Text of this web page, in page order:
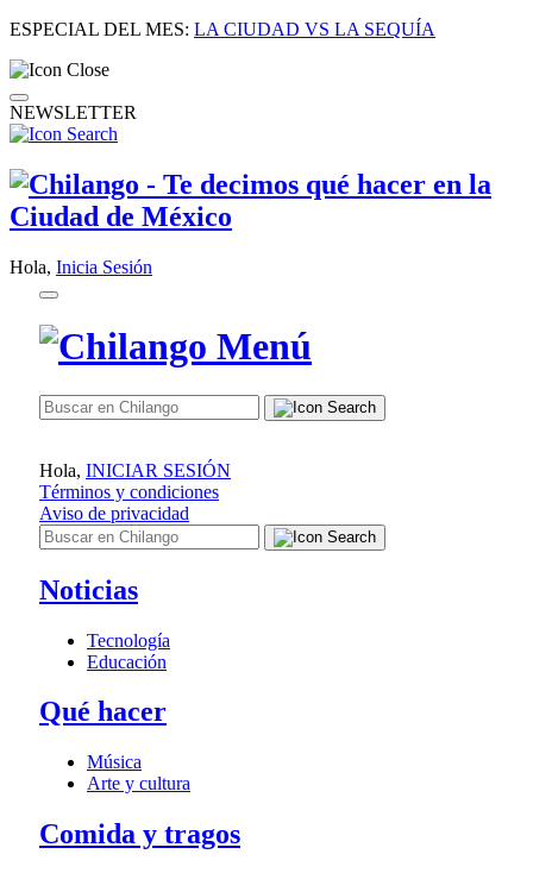
ESPECIAL DEL MES: LA CIUDAD VS LA SEQUÍA
NEWSLETTER
Hola, Inicia Sesión
Hola, INICIAR SESIÓN
Términos y condiciones
Aviso de privacidad
Noticias
Tecnología
Educación
Qué hacer
Música
Arte y cultura
Comida y tragos